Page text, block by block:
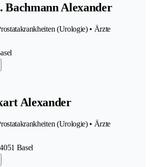
Bachmann Alexander
(Urologie) • Ärzte
Alexander
(Urologie) • Ärzte
4051 Basel